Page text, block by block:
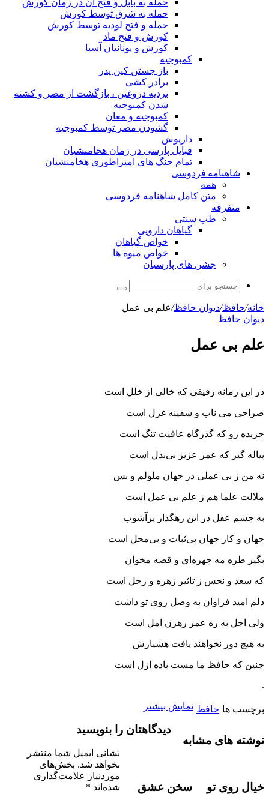
حمله به بابل و فتح آن در زمان کورش
حمله به شرق توسط کورش
حمله و فتح لودیه توسط کورش
کورش و فتح ماد
کورش و یونانیان آسیا
کمبوجیه
باز جستن کین پدر
برادر کشی
بردیه دروغین ، بازگشت از مصر و کشته
شدن کمبوجیه
کمبوجیه و مغان
گشودن مصر توسط کمبوجیه
داریوش
قبایل پارسی در زمان هخامنشیان
تمام جنگ های امپراطوری هخامنشیان
شاهنامه فردوسی
همه
متن کامل شاهنامه فردوسی
متفرقه
طب سنتی
گیاهان دارویی
خواص گیاهان
خواص میوه ها
جشن های پارسیان
جستجو
خانه/حافظ/دیوان حافظ/علم بی عمل
دیوان حافظ
علم بی عمل
در این زمانه رفیقی که خالی از خلل است
صراحی می ناب و سفینه غزل است
جریده رو که گذرگاه عافیت تنگ است
پیاله گیر که عمر عزیز بی‌بدل است
نه من ز بی عملی در جهان ملولم و بس
ملالت علما هم ز علم بی عمل است
به چشم عقل در این رهگذار پرآشوب
جهان و کار جهان بی‌ثبات و بی‌محل است
بگیر طره مه چهره‌ای و قصه مخوان
که سعد و نحس ز تاثیر زهره و زحل است
دلم امید فراوان به وصل روی تو داشت
ولی اجل به ره عمر رهزن امل است
به هیچ دور نخواهند یافت هشیارش
چنین که حافظ ما مست باده ازل است
.
برچسب ها حافظ نمایش بیشتر
نوشته های مشابه
خیال روی تو سخن عشق
دیدگاهتان را بنویسید
نشانی ایمیل شما منتشر
نخواهد شد. بخش‌های
موردنیاز علامت‌گذاری
شده‌اند *